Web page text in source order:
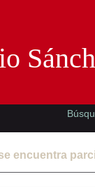
encuentra